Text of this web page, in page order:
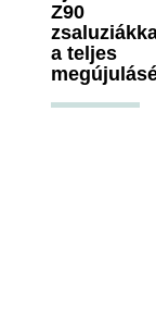
Z90
a teljes